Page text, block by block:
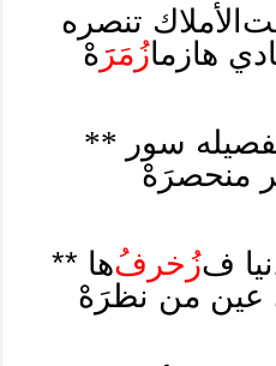
الأملاك تنصره
هازمازُمَرََهْ
سور **
منحصرَهْ
فزُخرفُها **
عين من نظرَهْ